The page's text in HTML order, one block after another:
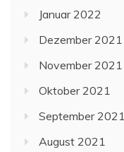
Januar 2022
Dezember 2021
November 2021
Oktober 2021
September 2021
August 2021